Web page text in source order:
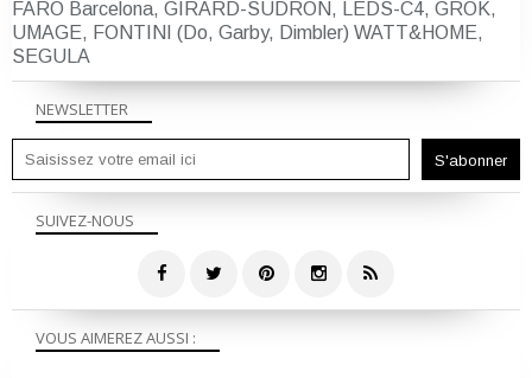
NEWSLETTER
SUIVEZ-NOUS
FARO Barcelona, GIRARD-SUDRON, LEDS-C4, GROK,
UMAGE, FONTINI (Do, Garby, Dimbler) WATT&HOME,
SEGULA
VOUS AIMEREZ AUSSI :